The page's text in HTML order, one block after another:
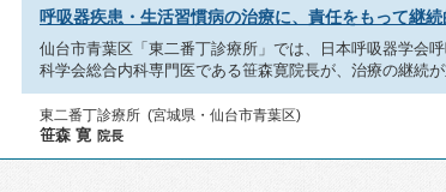
呼吸器疾患・生活習慣病の治療に、責任をもって継
仙台市青葉区「東二番丁診療所」では、日本呼吸器学会
科学会総合内科専門医である笹森寛院長が、治療の継続
東二番丁診療所 (宮城県・仙台市青葉区)
笹森 寛 院長